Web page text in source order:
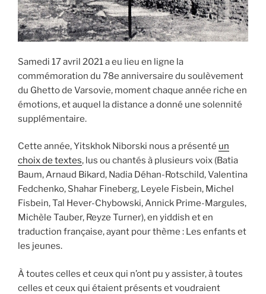
Samedi 17 avril 2021 a eu lieu en ligne la
commémoration du 78e anniversaire du soulèvement
du Ghetto de Varsovie, moment chaque année riche en
émotions, et auquel la distance a donné une solennité
supplémentaire.
Cette année, Yitskhok Niborski nous a présenté un
choix de textes, lus ou chantés à plusieurs voix (Batia
Baum, Arnaud Bikard, Nadia Déhan-Rotschild, Valentina
Fedchenko, Shahar Fineberg, Leyele Fisbein, Michel
Fisbein, Tal Hever-Chybowski, Annick Prime-Margules,
Michèle Tauber, Reyze Turner), en yiddish et en
traduction française, ayant pour thème : Les enfants et
les jeunes.
À toutes celles et ceux qui n’ont pu y assister, à toutes
celles et ceux qui étaient présents et voudraient